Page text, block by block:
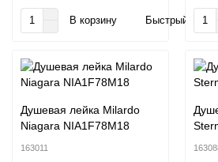
В корзину Быстрый заказ
Душевая лейка Milardo
Niagara NIA1F78M18
163011